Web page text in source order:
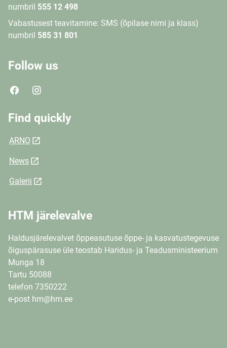
numbril 555 12 498
Vabastusest teavitamine: SMS (õpilase nimi ja klass)
numbril 585 31 801
Follow us
Find quickly
ARNO
News
Galerii
HTM järelevalve
Haldusjärelevalvet õppeasutuse õppe- ja kasvatustegevuse
õiguspärasuse üle teostab Haridus- ja Teadusministeerium
Munga 18
Tartu 50088
telefon 7350222
e-post hm@hm.ee